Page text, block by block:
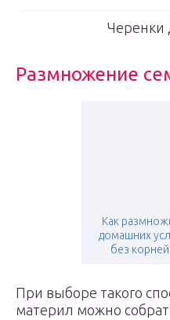
Черенки
Размножение
Как
домашних
без
При выборе такого
материл можно